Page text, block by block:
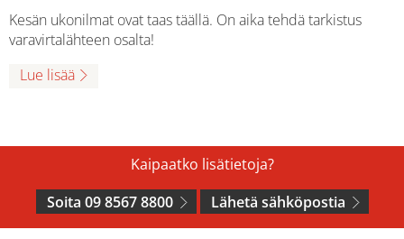
Kesän ukonilmat ovat taas täällä. On aika tehdä tarkistus
varavirtalähteen osalta!
Lue lisää
Kaipaatko lisätietoja?
Soita 09 8567 8800
Lähetä sähköpostia